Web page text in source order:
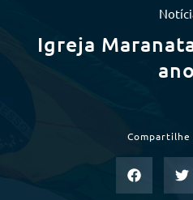
Igreja
Compartilhe